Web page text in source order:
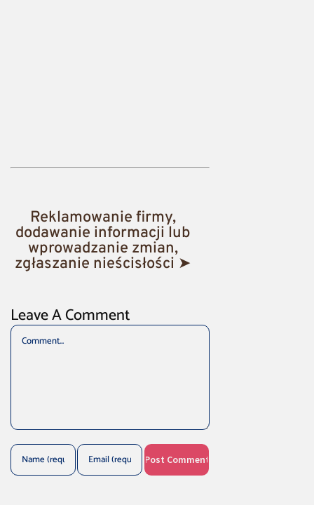
Reklamowanie firmy,
dodawanie informacji lub
wprowadzanie zmian,
zgłaszanie nieścisłości ➤
Leave A Comment
Comment